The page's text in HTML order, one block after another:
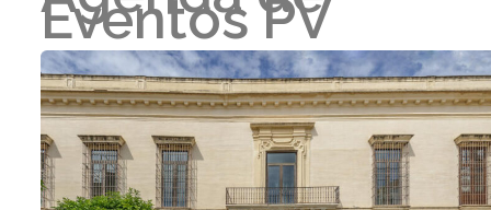
Eventos PV